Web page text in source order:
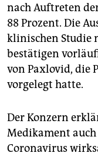
nach Auftreten
88 Prozent. Die
klinischen Studie
bestätigen
von Paxlovid, die
vorgelegt hatte.
Der Konzern
Medikament
Coronavirus